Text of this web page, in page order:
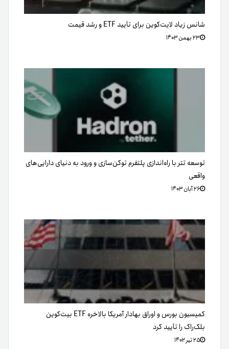
شانس زیاد لایت‌کوین برای تأیید ETF و رشد قیمت
۲۳ بهمن ۱۴۰۳
توسعه تتر با راه‌اندازی پلتفرم توکن‌سازی و ورود به دنیای دارایی‌های
واقعی
۲۶ آبان ۱۴۰۳
کمیسیون بورس و اوراق بهادار آمریکا بالاخره ETF بیت‌کوین
بلک‌راک را تأیید کرد
۲۵ تیر ۱۴۰۲